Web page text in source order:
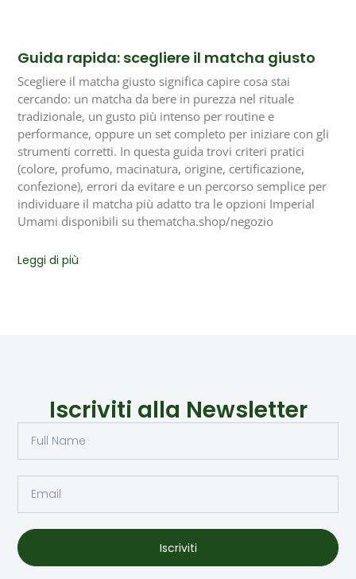
Guida rapida: scegliere il matcha giusto
Scegliere il matcha giusto significa capire cosa stai
cercando: un matcha da bere in purezza nel rituale
tradizionale, un gusto più intenso per routine e
performance, oppure un set completo per iniziare con gli
strumenti corretti. In questa guida trovi criteri pratici
(colore, profumo, macinatura, origine, certificazione,
confezione), errori da evitare e un percorso semplice per
individuare il matcha più adatto tra le opzioni Imperial
Umami disponibili su thematcha.shop/negozio
Leggi di più
Iscriviti alla Newsletter
Iscriviti